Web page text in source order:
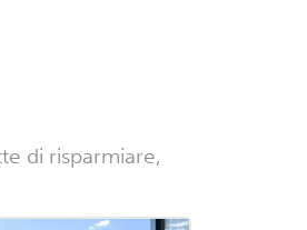
di risparmiare,